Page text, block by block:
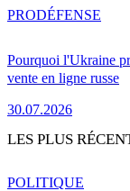
Pourquoi l'Ukraine
vente en ligne russe
30.07.2026
PRODÉFENSE
LES PLUS
POLITIQUE